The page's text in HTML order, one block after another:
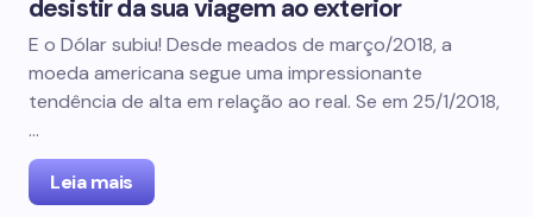
desistir da sua viagem ao exterior
E o Dólar subiu! Desde meados de março/2018, a
moeda americana segue uma impressionante
tendência de alta em relação ao real. Se em 25/1/2018,
…
Leia mais